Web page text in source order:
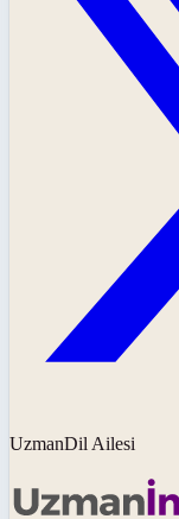
UzmanDil Ailesi